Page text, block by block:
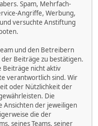
Spam, Mehrfach-
Angriffe, Werbung,
versuchte Anstiftung
und den Betreibern
Beiträge zu bestätigen.
Beiträge nicht aktiv
verantwortlich sind. Wir
oder Nützlichkeit der
Die
der jeweiligen
die der
seines Teams, seiner